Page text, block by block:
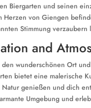
Biergarten und seinen
Herzen von Giengen
Stimmung verzaubern
and
den wunderschönen Ort
bietet eine malerische
genießen und dich
Umgebung und